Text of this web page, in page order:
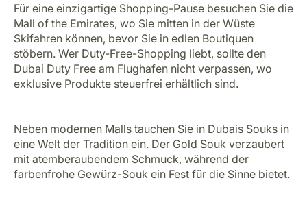
Für eine einzigartige Shopping-Pause besuchen Sie die
Mall of the Emirates, wo Sie mitten in der Wüste
Skifahren können, bevor Sie in edlen Boutiquen
stöbern. Wer Duty-Free-Shopping liebt, sollte den
Dubai Duty Free am Flughafen nicht verpassen, wo
exklusive Produkte steuerfrei erhältlich sind.
Neben modernen Malls tauchen Sie in Dubais Souks in
eine Welt der Tradition ein. Der Gold Souk verzaubert
mit atemberaubendem Schmuck, während der
farbenfrohe Gewürz-Souk ein Fest für die Sinne bietet.